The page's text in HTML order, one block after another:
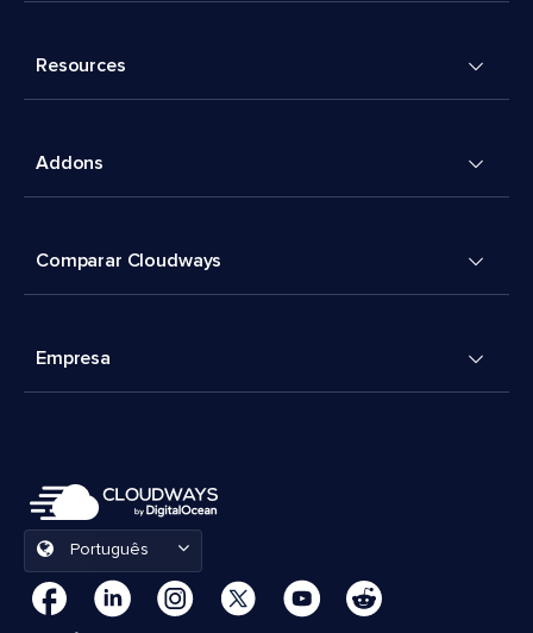
Resources
Addons
Comparar Cloudways
Empresa
Português